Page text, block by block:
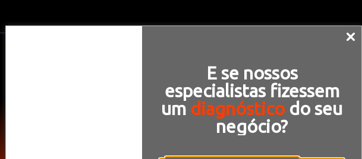
E se nossos
especialistas fizessem
um diagnóstico do seu
negócio?